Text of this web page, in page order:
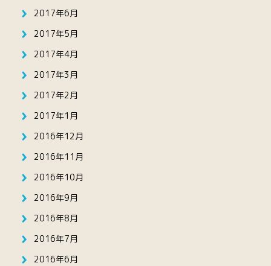
2017年6月
2017年5月
2017年4月
2017年3月
2017年2月
2017年1月
2016年12月
2016年11月
2016年10月
2016年9月
2016年8月
2016年7月
2016年6月